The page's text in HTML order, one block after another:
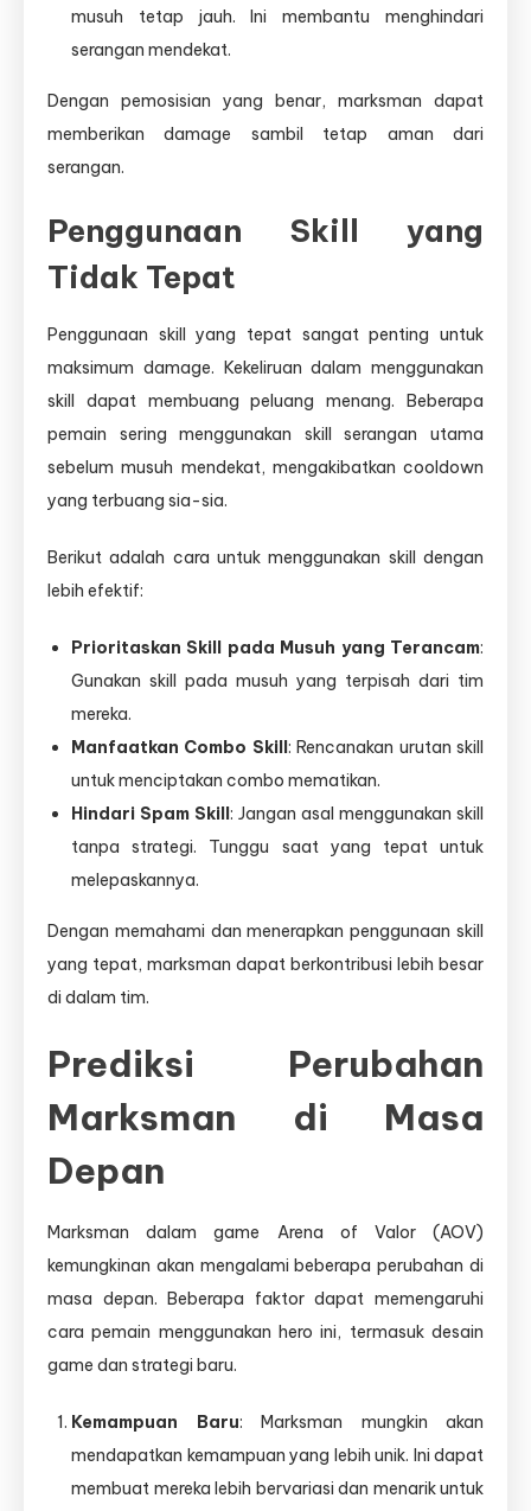
musuh tetap jauh. Ini membantu menghindari
serangan mendekat.
Dengan pemosisian yang benar, marksman dapat
memberikan damage sambil tetap aman dari
serangan.
Penggunaan Skill yang
Tidak Tepat
Penggunaan skill yang tepat sangat penting untuk
maksimum damage. Kekeliruan dalam menggunakan
skill dapat membuang peluang menang. Beberapa
pemain sering menggunakan skill serangan utama
sebelum musuh mendekat, mengakibatkan cooldown
yang terbuang sia-sia.
Berikut adalah cara untuk menggunakan skill dengan
lebih efektif:
Prioritaskan Skill pada Musuh yang Terancam:
Gunakan skill pada musuh yang terpisah dari tim
mereka.
Manfaatkan Combo Skill: Rencanakan urutan skill
untuk menciptakan combo mematikan.
Hindari Spam Skill: Jangan asal menggunakan skill
tanpa strategi. Tunggu saat yang tepat untuk
melepaskannya.
Dengan memahami dan menerapkan penggunaan skill
yang tepat, marksman dapat berkontribusi lebih besar
di dalam tim.
Prediksi Perubahan
Marksman di Masa
Depan
Marksman dalam game Arena of Valor (AOV)
kemungkinan akan mengalami beberapa perubahan di
masa depan. Beberapa faktor dapat memengaruhi
cara pemain menggunakan hero ini, termasuk desain
game dan strategi baru.
Kemampuan Baru: Marksman mungkin akan
mendapatkan kemampuan yang lebih unik. Ini dapat
membuat mereka lebih bervariasi dan menarik untuk